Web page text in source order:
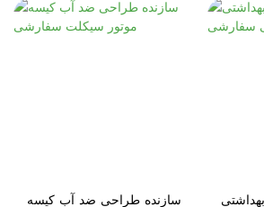
سازنده طراحی ضد آب کیسه